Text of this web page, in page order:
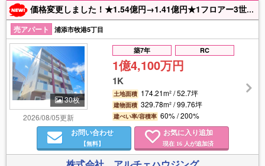
価格変更しました！★1.54億円→1.41億円★1フロアー3世帯の合計12世帯。現在は賃貸中ですが、2027年7月末退去予定。寮やホテルとしての運用も可能です！お気軽にお問い合わせください♪
売アパート 浦添市牧港5丁目
30枚
2026/08/05更新
築7年 RC
1億4,100万円
1K
土地面積 174.21m² / 52.7坪
建物面積 329.78m² / 99.76坪
建ぺい率/容積率 60% / 200%
お問い合わせ
【無料】
お気に入り追加
現在 16人が追加済